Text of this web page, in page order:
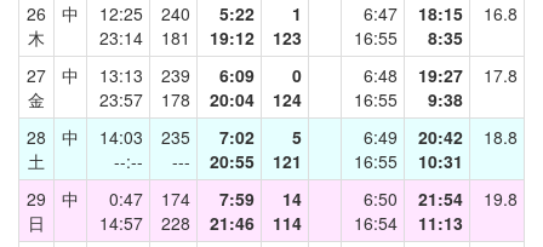
26
木
中
12:25
23:14
240
181
5:22
19:12
1
123
6:47
16:55
18:15
8:35
16.8
27
金
中
13:13
23:57
239
178
6:09
20:04
0
124
6:48
16:55
19:27
9:38
17.8
28
土
中
14:03
--:--
235
---
7:02
20:55
5
121
6:49
16:55
20:42
10:31
18.8
29
日
中
0:47
14:57
174
228
7:59
21:46
14
114
6:50
16:54
21:54
11:13
19.8